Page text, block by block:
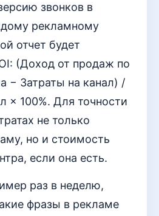
звонков в
рекламному
отчет будет
(Доход от продаж по
− Затраты на канал) /
× 100%. Для точности
не только
но и стоимость
если она есть.
раз в неделю,
фразы в рекламе